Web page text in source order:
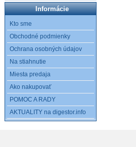
Informácie
Kto sme
Obchodné podmienky
Ochrana osobných údajov
Na stiahnutie
Miesta predaja
Ako nakupovať
POMOC A RADY
AKTUALITY na digestor.info